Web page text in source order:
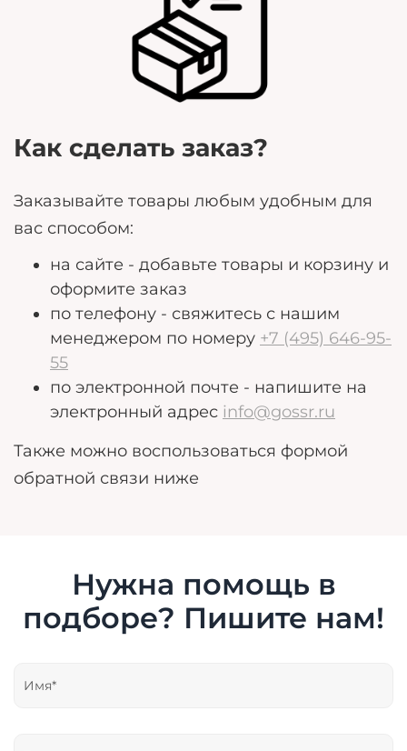
Любые дополнительные пожелания, которые
могут помочь нам лучше удовлетворить ваши
потребности.
Как сделать заказ?
Заказывайте товары любым удобным для
вас способом:
на сайте - добавьте товары и корзину и
оформите заказ
по телефону - свяжитесь с нашим
менеджером по номеру +7 (495) 646-95-
55
по электронной почте - напишите на
электронный адрес info@gossr.ru
Также можно воспользоваться формой
обратной связи ниже
Нужна помощь в
подборе? Пишите нам!